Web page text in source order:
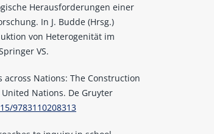
Herausforderungen einer
In J. Budde (Hrsg.)
von Heterogenität im
VS.
across Nations: The Construction
Nations. De Gruyter
9783110208313